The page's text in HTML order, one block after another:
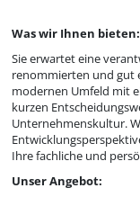
Was wir Ihnen
Sie erwartet eine
renommierten und gut
modernen Umfeld mit
kurzen
Unternehmenskultur.
Ihre fachliche und
Unser Angebot: